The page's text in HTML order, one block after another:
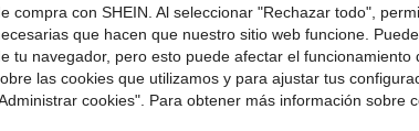
Ver Más Reseñas
compra con SHEIN. Al seleccionar "Rechazar todo",
que hacen que nuestro sitio web funcione.
tu navegador, pero esto puede afectar el
las cookies que utilizamos y para ajustar tus
cookies". Para obtener más información sobre